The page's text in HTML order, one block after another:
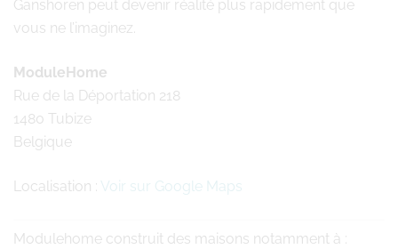
Ganshoren peut devenir réalité plus rapidement que
vous ne l’imaginez.
ModuleHome
Rue de la Déportation 218
1480 Tubize
Belgique
Localisation : Voir sur Google Maps
Modulehome construit des maisons notamment à :